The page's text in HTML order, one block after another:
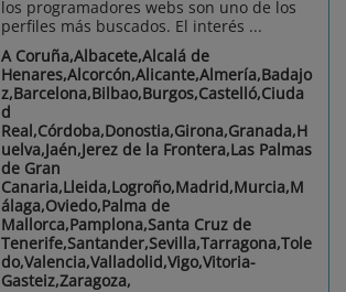
los programadores webs son uno de los
perfiles más buscados. El interés ...
A Coruña,Albacete,Alcalá de
Henares,Alcorcón,Alicante,Almería,Badajo
z,Barcelona,Bilbao,Burgos,Castelló,Ciuda
d
Real,Córdoba,Donostia,Girona,Granada,H
uelva,Jaén,Jerez de la Frontera,Las Palmas
de Gran
Canaria,Lleida,Logroño,Madrid,Murcia,M
álaga,Oviedo,Palma de
Mallorca,Pamplona,Santa Cruz de
Tenerife,Santander,Sevilla,Tarragona,Tole
do,Valencia,Valladolid,Vigo,Vitoria-
Gasteiz,Zaragoza,